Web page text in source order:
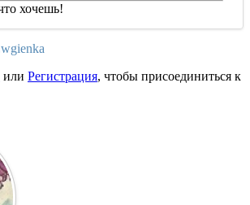
хочешь!
или Регистрация, чтобы присоединиться к